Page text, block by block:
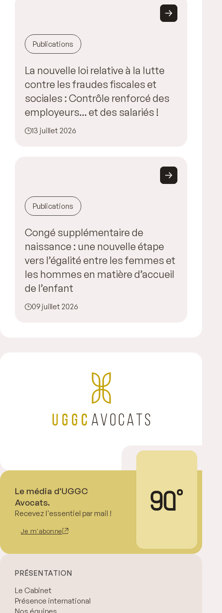
Publications
La nouvelle loi relative à la lutte
contre les fraudes fiscales et
sociales : Contrôle renforcé des
employeurs… et des salariés !
13 juillet 2026
Publications
Congé supplémentaire de
naissance : une nouvelle étape
vers l’égalité entre les femmes et
les hommes en matière d’accueil
de l’enfant
09 juillet 2026
Le média d'UGGC
Avocats.
Recevez l'essentiel par mail !
Je m'abonne
PRÉSENTATION
Le Cabinet
Présence international